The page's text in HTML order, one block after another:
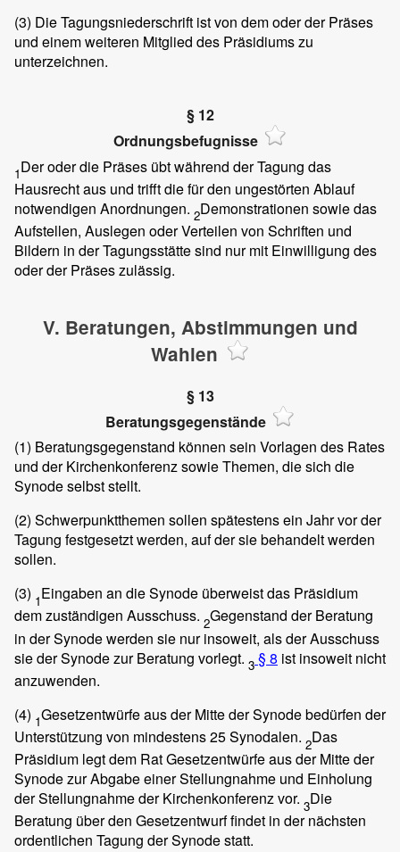
(3) Die Tagungsniederschrift ist von dem oder der Präses
und einem weiteren Mitglied des Präsidiums zu
unterzeichnen.
§ 12
Ordnungsbefugnisse
1Der oder die Präses übt während der Tagung das
Hausrecht aus und trifft die für den ungestörten Ablauf
notwendigen Anordnungen. 2Demonstrationen sowie das
Aufstellen, Auslegen oder Verteilen von Schriften und
Bildern in der Tagungsstätte sind nur mit Einwilligung des
oder der Präses zulässig.
V. Beratungen, Abstimmungen und
Wahlen
§ 13
Beratungsgegenstände
(1) Beratungsgegenstand können sein Vorlagen des Rates
und der Kirchenkonferenz sowie Themen, die sich die
Synode selbst stellt.
(2) Schwerpunktthemen sollen spätestens ein Jahr vor der
Tagung festgesetzt werden, auf der sie behandelt werden
sollen.
(3) 1Eingaben an die Synode überweist das Präsidium
dem zuständigen Ausschuss. 2Gegenstand der Beratung
in der Synode werden sie nur insoweit, als der Ausschuss
sie der Synode zur Beratung vorlegt. 3 § 8 ist insoweit nicht
anzuwenden.
(4) 1Gesetzentwürfe aus der Mitte der Synode bedürfen der
Unterstützung von mindestens 25 Synodalen. 2Das
Präsidium legt dem Rat Gesetzentwürfe aus der Mitte der
Synode zur Abgabe einer Stellungnahme und Einholung
der Stellungnahme der Kirchenkonferenz vor. 3Die
Beratung über den Gesetzentwurf findet in der nächsten
ordentlichen Tagung der Synode statt.